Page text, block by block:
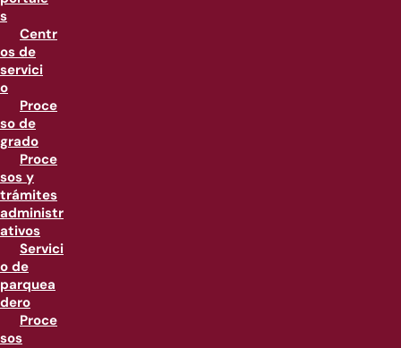
s
Centr
os de
servici
o
Proce
so de
grado
Proce
sos y
trámites
administr
ativos
Servici
o de
parquea
dero
Proce
sos